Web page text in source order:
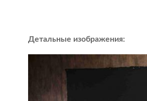
Детальные изображения: